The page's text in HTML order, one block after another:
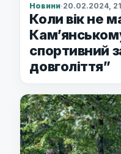
Новини·20.02.2024,
Коли вік не
спортивний
довголіття”